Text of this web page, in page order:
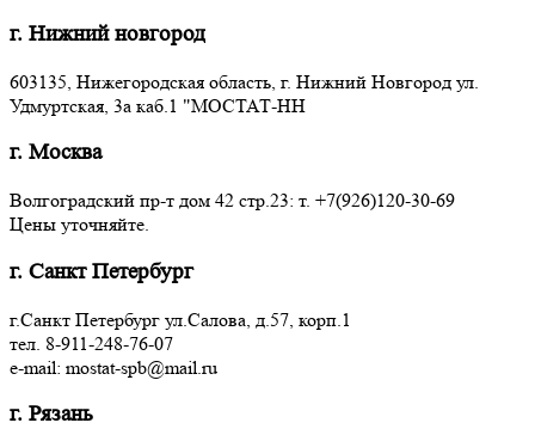
г. Нижний новгород
603135, Нижегородская область, г. Нижний Новгород ул.
Удмуртская, 3a каб.1 "МОСТАТ-НН
г. Москва
Волгоградский пр-т дом 42 стр.23: т. +7(926)120-30-69
Цены уточняйте.
г. Санкт Петербург
г.Санкт Петербург ул.Салова, д.57, корп.1
тел. 8-911-248-76-07
e-mail: mostat-spb@mail.ru
г. Рязань